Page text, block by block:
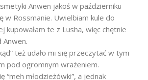
Anwen jakoś w październiku
w Rossmanie. Uwielbiam kule do
kupowałam te z Lusha, więc chętnie
też udało mi się przeczytać w tym
pod ogromnym wrażeniem.
“meh młodzieżówki”, a jednak